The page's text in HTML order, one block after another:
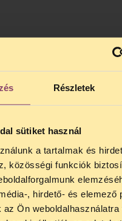
Részletek
sütiket használ
a tartalmak és
közösségi funkciók
, hirdető- és elemező
az Ön weboldalhasználatra
subtitles: start